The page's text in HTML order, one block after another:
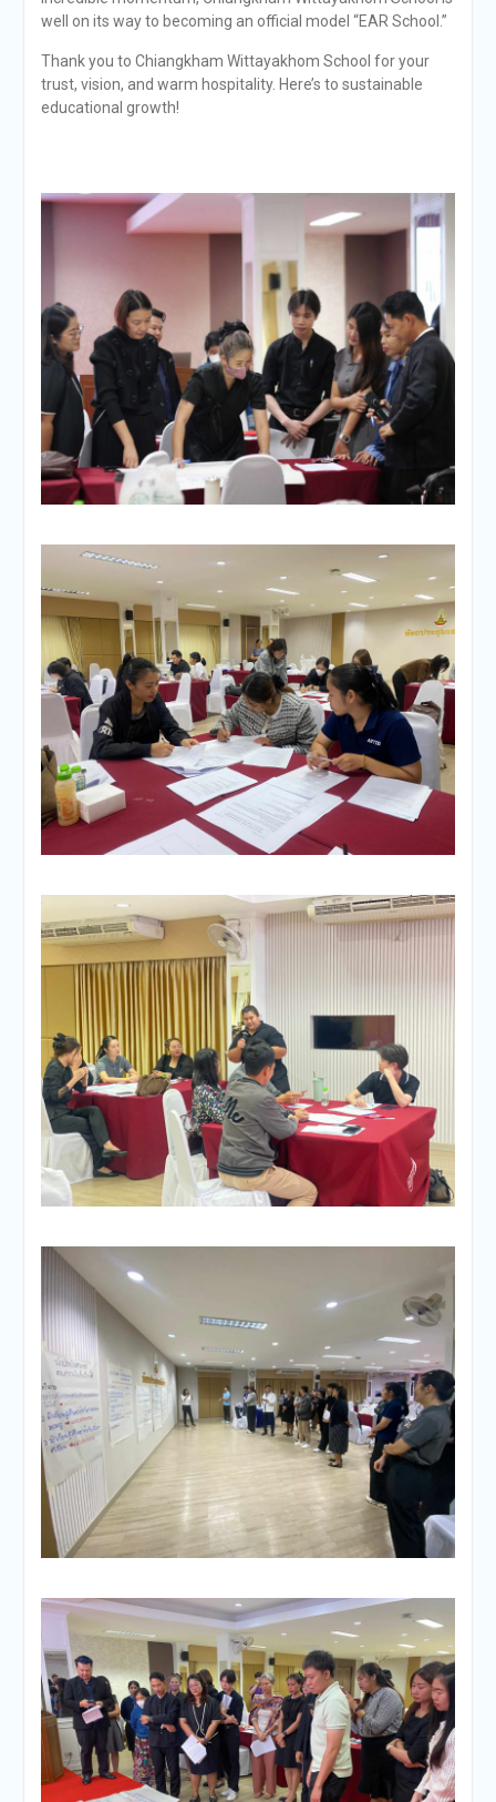
well on its way to becoming an official model “EAR School.”
Thank you to Chiangkham Wittayakhom School for your
trust, vision, and warm hospitality. Here’s to sustainable
educational growth!